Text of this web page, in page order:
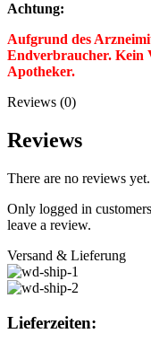
Achtung:
Aufgrund des
Endverbraucher. Kein
Apotheker.
Reviews (0)
Reviews
There are no reviews yet.
Only logged in
leave a review.
Versand & Lieferung
Lieferzeiten: